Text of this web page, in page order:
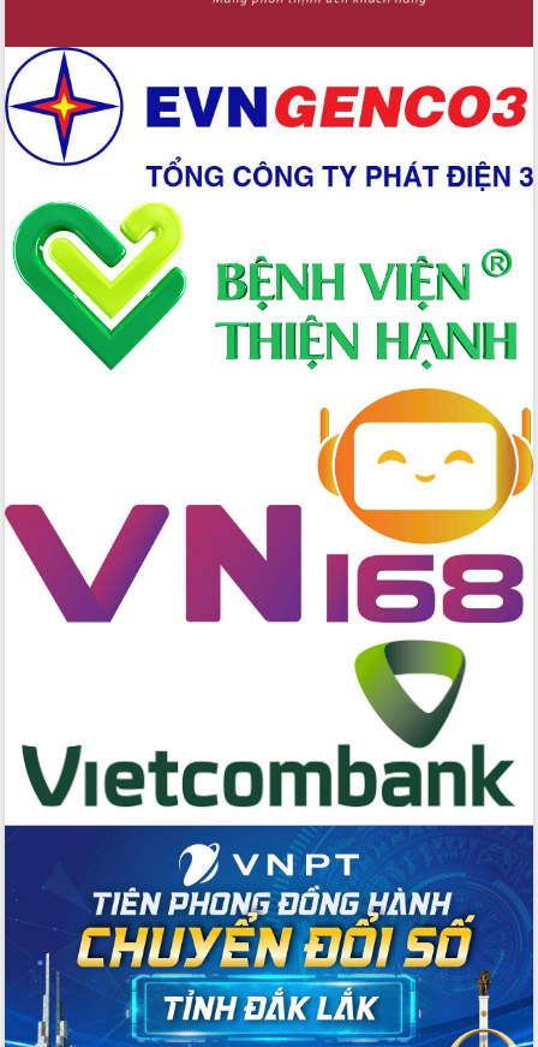
Chủ tịch UBND tỉnh Tạ Anh Tuấn thăm,
Thầy thuốc Việt Nam
Rộn ràng lễ hội truyền thống Sông
nước Đà Nông lần thứ I năm 2026
Kỳ họp Chuyên đề lần thứ Năm, HĐND
tỉnh Đắk Lắk thông qua các nghị quyết
Thống nhất danh sách giới thiệu ứng
cử đại biểu Quốc hội khoá XVI và đại
biểu HĐND tỉnh Đắk Lắk, nhiệm kỳ
2026-2031
Phát động hai phong trào thi đua quan
trọng trong kỷ nguyên mới
cao kết quả Chiến dịch Quang Trung
tại Đắk Lắk
Hội nghị Ban Chấp hành Đảng bộ tỉnh
Đắk Lắk lần thứ 2 (mở rộng)
Tập trung giải phóng mặt bằng, đẩy
đề ra
UBND tỉnh Đắk Lắk tổng kết công tác
quốc phòng, quân sự địa phương năm
2025
Tập trung triển khai quyết liệt, đồng bộ
các giải pháp nhằm thực hiện hiệu quả
các nhiệm vụ đề ra năm 2025
Phát huy vai trò của người có uy tín
trong phòng chống tảo hôn và hôn
nhân cận huyết thống
Nông sản Tây Nguyên thu hút doanh
nghiệp nước ngoài